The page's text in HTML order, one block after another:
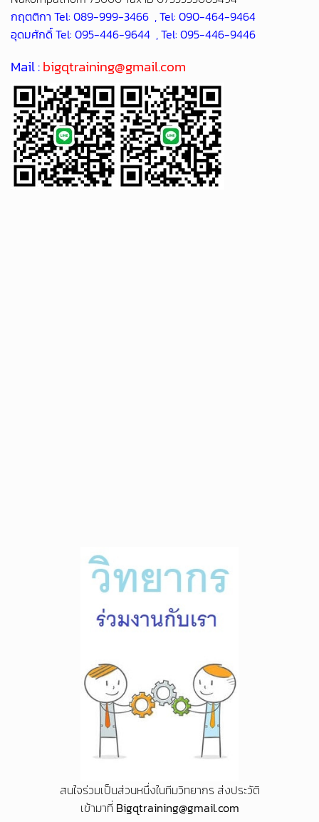
กฤตติกา Tel: 089-999-3466 , Tel: 090-464-9464
อุดมศักดิ์ Tel: 095-446-9644 , Tel: 095-446-9446
Mail :bigqtraining@gmail.com
สนใจร่วมเป็นส่วนหนึ่งในทีมวิทยากร ส่งประวัติ
เข้ามาที่ Bigqtraining@gmail.com